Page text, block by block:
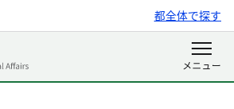
都全体で探す